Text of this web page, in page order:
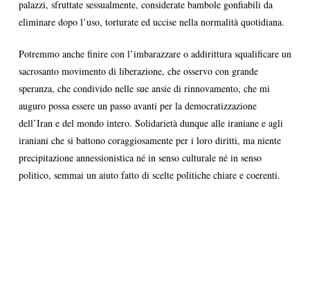
palazzi, sfruttate sessualmente, considerate bambole gonfiabili da
eliminare dopo l’uso, torturate ed uccise nella normalità quotidiana.
Potremmo anche finire con l’imbarazzare o addirittura squalificare un
sacrosanto movimento di liberazione, che osservo con grande
speranza, che condivido nelle sue ansie di rinnovamento, che mi
auguro possa essere un passo avanti per la democratizzazione
dell’Iran e del mondo intero. Solidarietà dunque alle iraniane e agli
iraniani che si battono coraggiosamente per i loro diritti, ma niente
precipitazione annessionistica né in senso culturale né in senso
politico, semmai un aiuto fatto di scelte politiche chiare e coerenti.